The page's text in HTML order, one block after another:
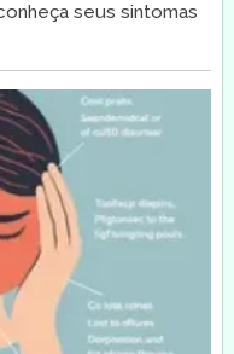
seus sintomas